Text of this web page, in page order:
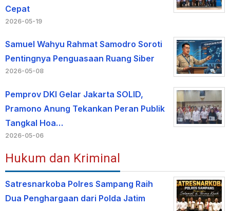
Cepat
2026-05-19
Samuel Wahyu Rahmat Samodro Soroti
Pentingnya Penguasaan Ruang Siber
2026-05-08
Pemprov DKI Gelar Jakarta SOLID,
Pramono Anung Tekankan Peran Publik
Tangkal Hoa…
2026-05-06
Hukum dan Kriminal
Satresnarkoba Polres Sampang Raih
Dua Penghargaan dari Polda Jatim